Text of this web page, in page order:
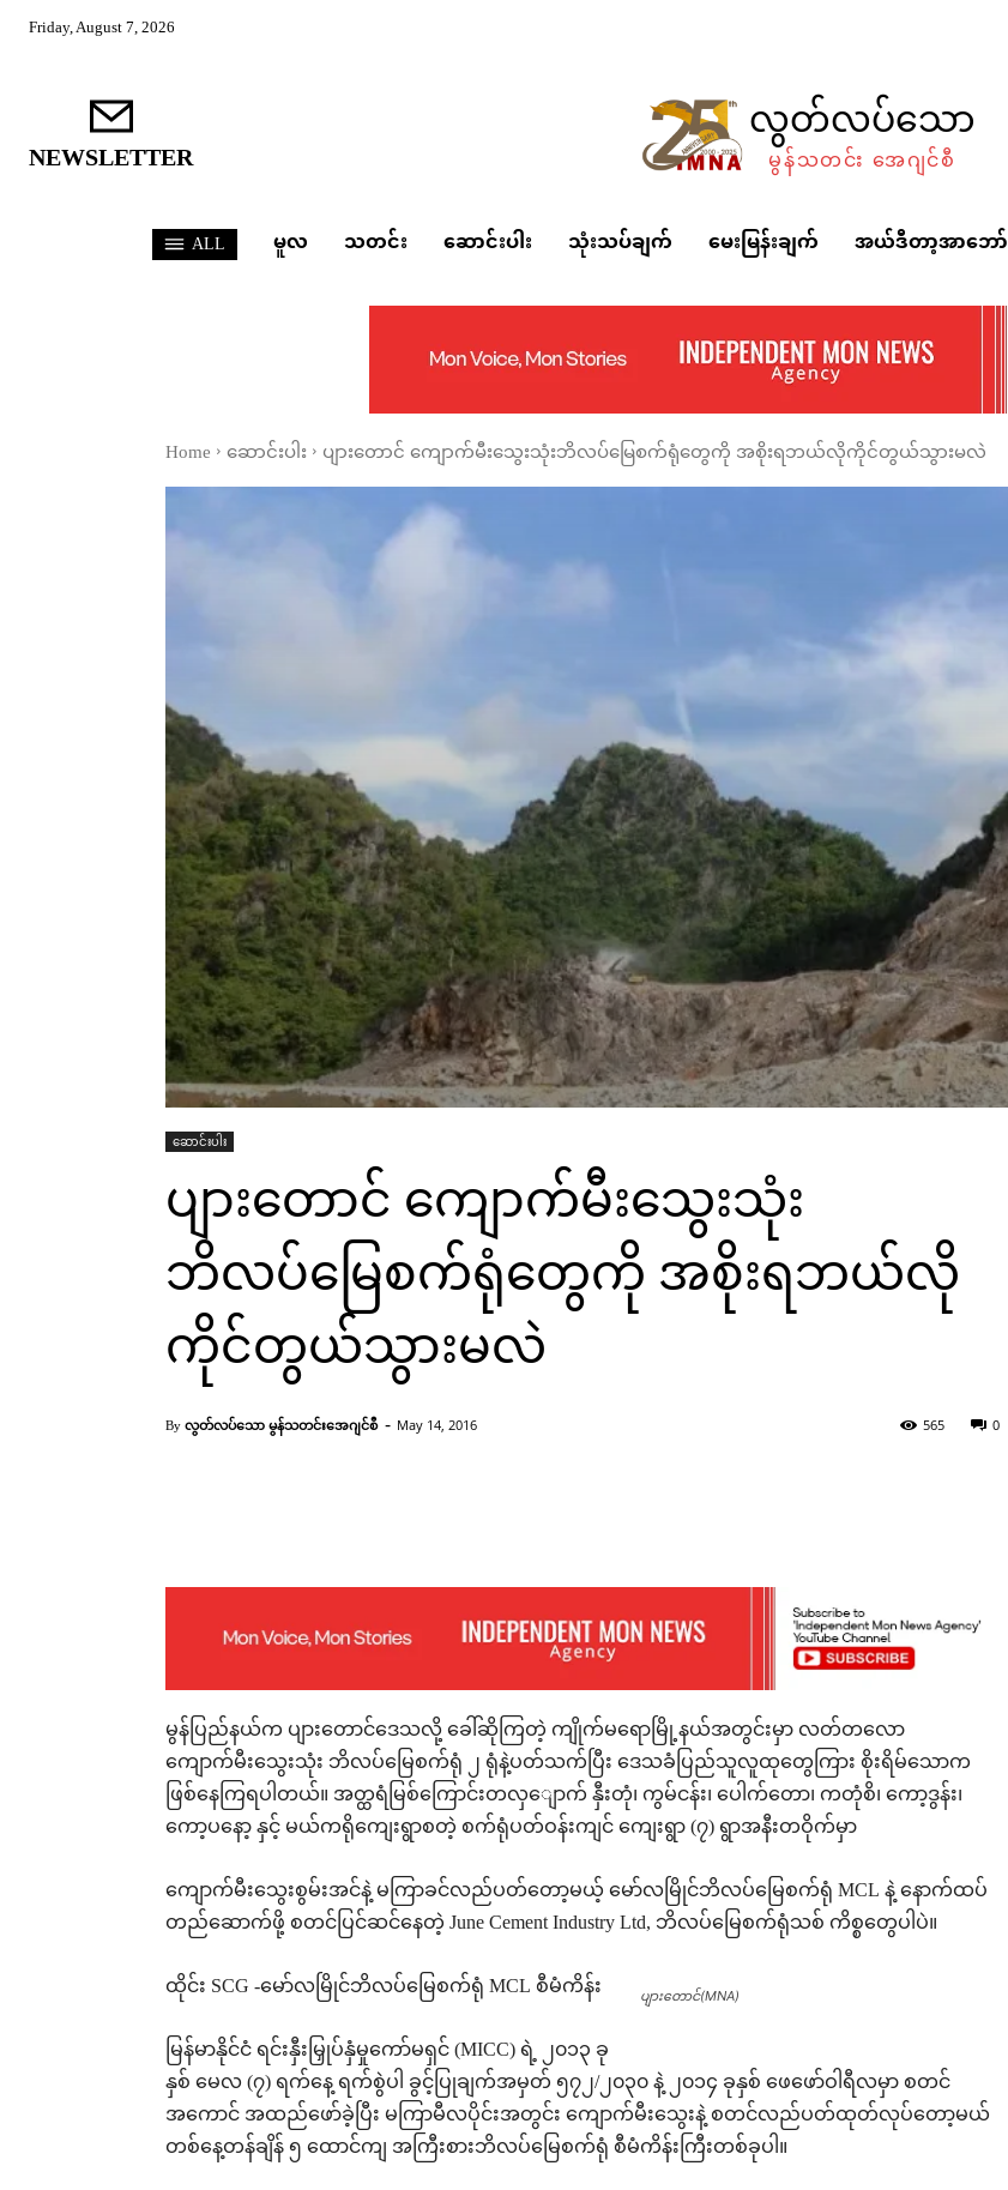
Friday, August 7, 2026
NEWSLETTER လွတ်လပ်သော
မွန်သတင်း အေဂျင်စီ
ALL မူလ သတင်း ဆောင်းပါး သုံးသပ်ချက် မေးမြန်းချက် အယ်ဒီတာ့အာဘော်
Home ဆောင်းပါး ပျားတောင် ကျောက်မီးသွေးသုံးဘိလပ်မြေစက်ရုံတွေကို အစိုးရဘယ်လိုကိုင်တွယ်သွားမလဲ
ဆောင်းပါး
ပျားတောင် ကျောက်မီးသွေးသုံး
ဘိလပ်မြေစက်ရုံတွေကို အစိုးရဘယ်လို
ကိုင်တွယ်သွားမလဲ
By လွတ်လပ်သော မွန်သတင်းအေဂျင်စီ - May 14, 2016 0
565
မွန်ပြည်နယ်က ပျားတောင်ဒေသလို့ ခေါ်ဆိုကြတဲ့ ကျိုက်မရောမြို့နယ်အတွင်းမှာ လတ်တလော
ကျောက်မီးသွေးသုံး ဘိလပ်မြေစက်ရုံ ၂ ရုံနဲ့ပတ်သက်ပြီး ဒေသခံပြည်သူလူထုတွေကြား စိုးရိမ်သောက
ဖြစ်နေကြရပါတယ်။ အတ္ထရံမြစ်ကြောင်းတလှျောက် နှီးတုံ၊ ကွမ်ငန်း၊ ပေါက်တော၊ ကတုံစိ၊ ကော့ဒွန်း၊
ကော့ပနော့ နှင့် မယ်ကရိုကျေးရွာစတဲ့ စက်ရုံပတ်ဝန်းကျင် ကျေးရွာ (၇) ရွာအနီးတဝိုက်မှာ
ကျောက်မီးသွေးစွမ်းအင်နဲ့ မကြာခင်လည်ပတ်တော့မယ့် မော်လမြိုင်ဘိလပ်မြေစက်ရုံ MCL နဲ့ နောက်ထပ်
တည်ဆောက်ဖို့ စတင်ပြင်ဆင်နေတဲ့ June Cement Industry Ltd, ဘိလပ်မြေစက်ရုံသစ် ကိစ္စတွေပါပဲ။
ပျားတောင်(MNA)
ထိုင်း SCG -မော်လမြိုင်ဘိလပ်မြေစက်ရုံ MCL စီမံကိန်း
မြန်မာနိုင်ငံ ရင်းနှီးမြှုပ်နှံမှုကော်မရှင် (MICC) ရဲ့ ၂၀၁၃ ခု
နှစ် မေလ (၇) ရက်နေ့ ရက်စွဲပါ ခွင့်ပြုချက်အမှတ် ၅၇၂/၂၀၃၀ နဲ့ ၂၀၁၄ ခုနှစ် ဖေဖော်ဝါရီလမှာ စတင်
အကောင် အထည်ဖော်ခဲ့ပြီး မကြာမီလပိုင်းအတွင်း ကျောက်မီးသွေးနဲ့ စတင်လည်ပတ်ထုတ်လုပ်တော့မယ်
တစ်နေ့တန်ချိန် ၅ ထောင်ကျ အကြီးစားဘိလပ်မြေစက်ရုံ စီမံကိန်းကြီးတစ်ခုပါ။